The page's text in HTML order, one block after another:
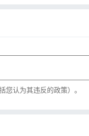
您认为其违反的政策）。